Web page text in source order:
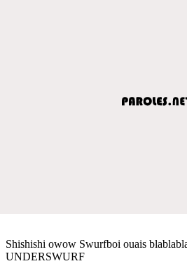
Shishishi owow Swurfboi ouais
UNDERSWURF